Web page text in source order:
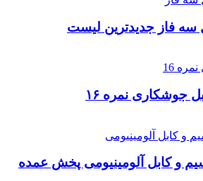
سه فاز جدیدترین لیست
جوشکاری نمره ۱۶
و کابل آلومینیومی پخش عمده